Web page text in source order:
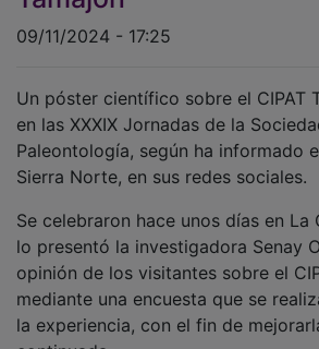
09/11/2024 - 17:25
en las XXXIX Jornadas de la
Paleontología, según ha informado
Sierra Norte, en sus redes sociales.
lo presentó la investigadora Senay
opinión de los visitantes sobre el
mediante una encuesta que se
la experiencia, con el fin de
continuada.